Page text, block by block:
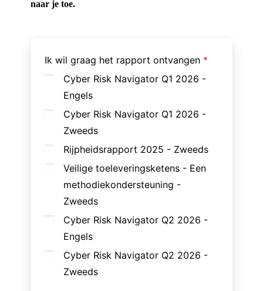
naar je toe.
Ik wil graag het rapport ontvangen
Cyber Risk Navigator Q1 2026 -
Engels
Cyber Risk Navigator Q1 2026 -
Zweeds
Rijpheidsrapport 2025 - Zweeds
Veilige toeleveringsketens - Een
methodiekondersteuning -
Zweeds
Cyber Risk Navigator Q2 2026 -
Engels
Cyber Risk Navigator Q2 2026 -
Zweeds